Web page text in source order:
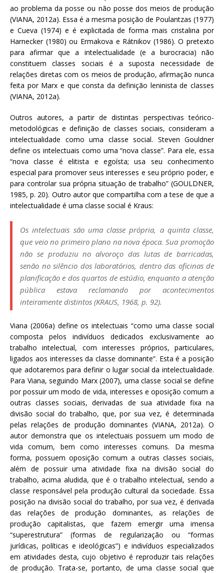
ao problema da posse ou não posse dos meios de produção
(VIANA, 2012a). Essa é a mesma posição de Poulantzas (1977)
e Cueva (1974) e é explicitada de forma mais cristalina por
Harnecker (1980) ou Ermakova e Rátnikov (1986). O pretexto
para afirmar que a intelectualidade (e a burocracia) não
constituem classes sociais é a suposta necessidade de
relações diretas com os meios de produção, afirmação nunca
feita por Marx e que consta da definição leninista de classes
(VIANA, 2012a).
Outros autores, a partir de distintas perspectivas teórico-
metodológicas e definição de classes sociais, consideram a
intelectualidade como uma classe social. Steven Gouldner
define os intelectuais como uma “nova classe”. Para ele, essa
“nova classe é elitista e egoísta; usa seu conhecimento
especial para promover seus interesses e seu próprio poder, e
para controlar sua própria situação de trabalho” (GOULDNER,
1985, p. 20). Outro autor que compartilha com a tese de que a
intelectualidade é uma classe social é Kraus:
Os intelectuais são uma classe própria, a quinta classe,
que veio no primeiro plano na nova época. Sua promoção
não se produziu no alvoroço das lutas de barricadas,
senão no silêncio dos laboratórios, dentro das oficinas de
planificação e dos quartos de estúdio, enquanto a atenção
pública estava reclamando por acontecimentos
inteiramente distintos (KRAUS, 1968, p. 92).
Viana (2006a) define os intelectuais “como uma classe social
composta pelos indivíduos dedicados exclusivamente ao
trabalho intelectual, com interesses próprios, particulares,
ligados aos interesses da classe dominante”. Esta é a posição
que adotaremos para definir o lugar social da intelectualidade.
Para Viana, seguindo Marx (2007), uma classe social se define
por possuir um modo de vida, interesses e oposição comum a
outras classes sociais, derivadas de sua atividade fixa na
divisão social do trabalho, que, por sua vez, é determinada
pelas relações de produção dominantes (VIANA, 2012a). O
autor demonstra que os intelectuais possuem um modo de
vida comum, bem como interesses comuns. Da mesma
forma, possuem oposição comum a outras classes sociais,
além de possuir uma atividade fixa na divisão social do
trabalho, acima aludida, que é o trabalho intelectual, sendo a
classe responsável pela produção cultural da sociedade. Essa
posição na divisão social do trabalho, por sua vez, é derivada
das relações de produção dominantes, as relações de
produção capitalistas, que fazem emergir uma imensa
“superestrutura” (formas de regularização ou “formas
jurídicas, políticas e ideológicas”) e indivíduos especializados
em atividades desta, cujo objetivo é reproduzir tais relações
de produção. Trata-se, portanto, de uma classe social que